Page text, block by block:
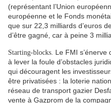
(représentant l’Union
européenne et le Fonds
que sur 22,3 milliards d’euros
d’être gagné, car à peine 3
Starting-blocks. Le FMI s’énerve
à lever la foule d’obstacles
qui découragent les
être privatisées : la loterie
réseau de transport gazier
vente à Gazprom de la